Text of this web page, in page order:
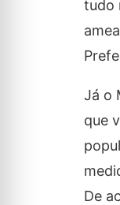
tudo
Já o
que
De